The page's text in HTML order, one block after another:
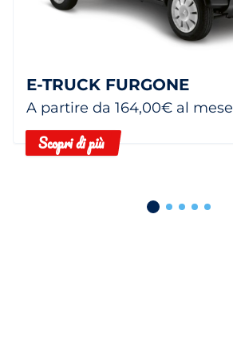
E-TRUCK FURGONE
A partire da 164,00€ al mese
Scopri di più